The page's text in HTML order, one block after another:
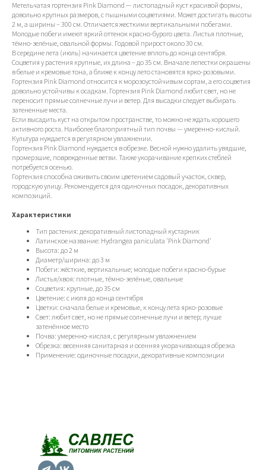
Метельчатая гортензия Pink Diamond — листопадный куст красивой формы,
довольно крупных размеров, с пышными соцветиями. Может достигать высоты
2 м, а ширины – 300 см. Отличается жесткими вертикальными побегами.
Молодые побеги имеют яркий оттенок красно-бурого цвета. Листья плотные,
тёмно-зелёные, овальной формы. Годовой прирост около 30 см.
В середине лета (июль) начинается цветение вплоть до конца сентября.
Соцветия у растения крупные, их длина – до 35 см. Вначале лепестки окрашены
в белые и кремовые тона, а ближе к концу лето становятся ярко-розовыми.
Гортензия Pink Diamond относится к морозоустойчивым сортам, а его соцветия
довольно устойчивы к осадкам. Гортензия Pink Diamond любит свет, но не
переносит прямые солнечные лучи и ветер. Для высадки следует выбирать
затененные места.
Если высадить куст на открытом пространстве, то можно не ждать хорошего
активного роста. Наиболее благоприятный тип почвы — умеренно-кислый.
Культура нуждается в регулярном увлажнении.
Гортензия Pink Diamond нуждается в обрезке. Весной нужно удалить увядшие,
промерзшие, поврежденные ветви. Также укорачивание крепких стеблей
потребуется осенью.
Гортензия способна оживить своим цветением садовый участок, сквер,
городскую улицу. Рекомендуется для одиночных посадок, декоративных
композиций.
Характеристики
Тип растения: декоративный листопадный кустарник
Латинское название: Hydrangea paniculata 'Pink Diamond'
Высота: до 2 м
Диаметр/ширина: до 3 м
Побеги: жёсткие, вертикальные; молодые побеги красно-бурые
Листья/хвоя: плотные, тёмно-зелёные, овальные
Соцветия: крупные, до 35 см
Цветение: с июля до конца сентября
Цветки: сначала белые и кремовые, к концу лета ярко-розовые
Свет: любит свет, но не прямые солнечные лучи и ветер; лучше
затенённое место
Почва: умеренно-кислая, с регулярным увлажнением
Обрезка: весенняя санитарная и осенняя укорачивающая обрезка
Применение: одиночные посадки, декоративные композиции